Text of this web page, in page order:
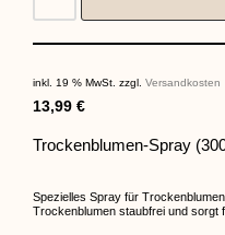
inkl. 19 % MwSt. zzgl. Versandkosten
13,99 €
Trockenblumen-Spray
Spezielles Spray für
Trockenblumen staubfrei und sorgt